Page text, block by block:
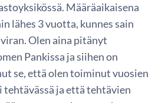
Määräaikaisena
lähes 3 vuotta, kunnes sain
Olen aina pitänyt
Pankissa ja siihen on
se, että olen toiminut vuosien
tehtävässä ja että tehtävien